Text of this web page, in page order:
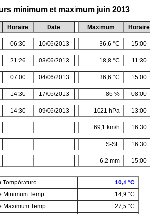
minimum et maximum juin 2013
Horaire Date Maximum Horaire
06:30 10/06/2013 36,6 °C 15:00
21:26 03/06/2013 18,8 °C 11:30
07:00 04/06/2013 36,6 °C 15:00
14:30 17/06/2013 86 % 08:00
14:30 09/06/2013 1021 hPa 13:00
69,1 km/h 16:30
S-SE 16:30
6,2 mm 15:00
Température
10,4 °C
Minimum Temp.
14,9 °C
Maximum Temp.
27,5 °C